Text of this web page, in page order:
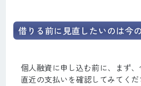
借りる前に見直したいのは今
個人融資に申し込む前に、まず、
直近の支払いを確認してみてくだ